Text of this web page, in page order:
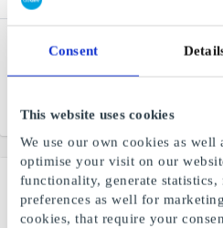
Consent
This website uses cookies
We use our own cookies as well
optimise your visit on our
functionality, generate statistics,
preferences as well for
cookies, that require your
From SEK 50